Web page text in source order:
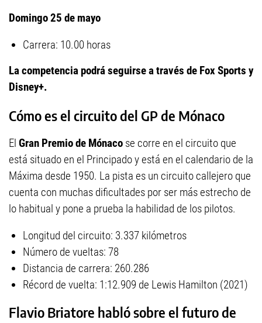
Domingo 25 de mayo
Carrera: 10.00 horas
La competencia podrá seguirse a través de Fox Sports y
Disney+.
Cómo es el circuito del GP de Mónaco
El Gran Premio de Mónaco se corre en el circuito que
está situado en el Principado y está en el calendario de la
Máxima desde 1950. La pista es un circuito callejero que
cuenta con muchas dificultades por ser más estrecho de
lo habitual y pone a prueba la habilidad de los pilotos.
Longitud del circuito: 3.337 kilómetros
Número de vueltas: 78
Distancia de carrera: 260.286
Récord de vuelta: 1:12.909 de Lewis Hamilton (2021)
Flavio Briatore habló sobre el futuro de